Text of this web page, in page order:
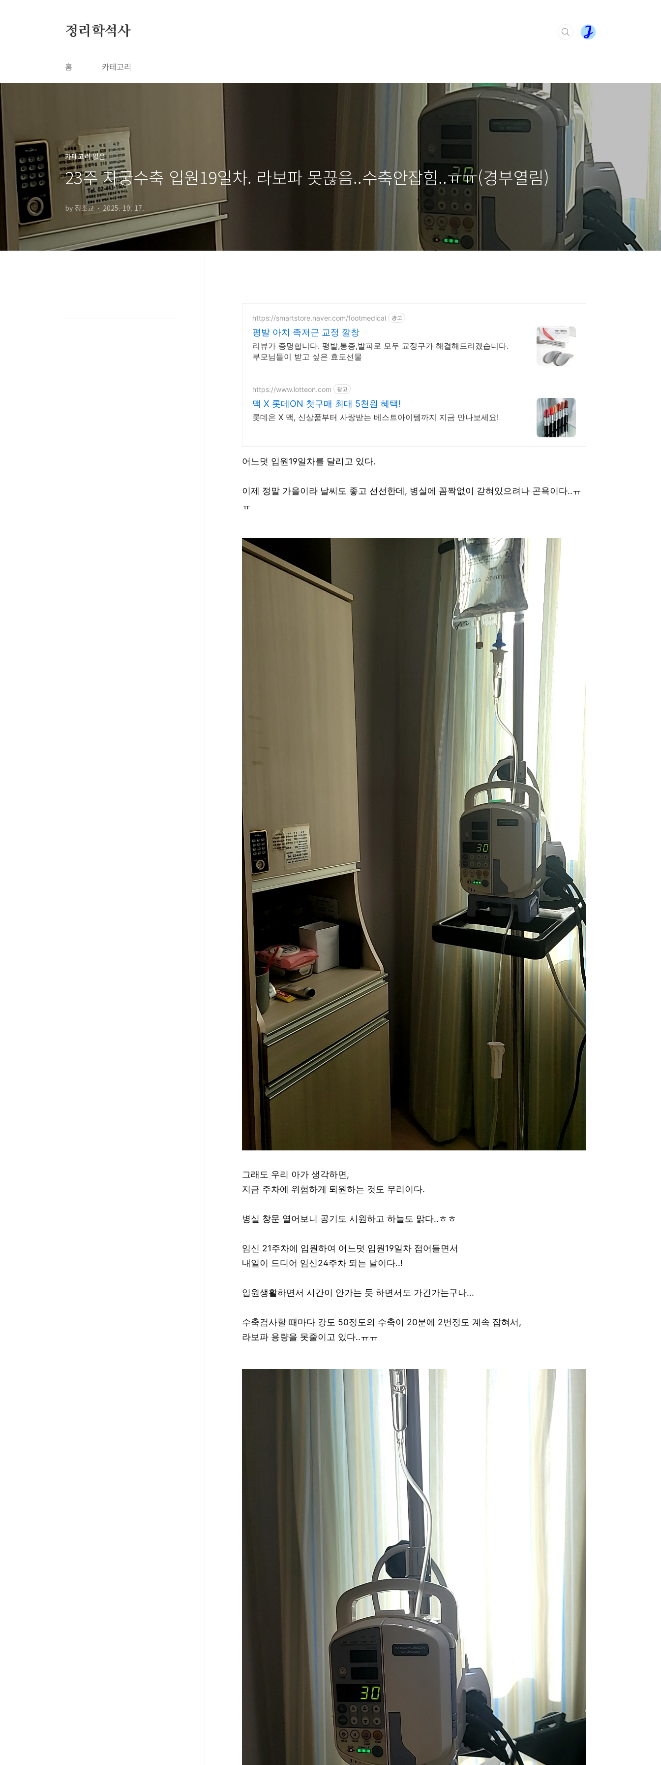
정리학석사
홈 카테고리
카테고리 없음
23주 자궁수축 입원19일차. 라보파 못끊음..수축안잡힘..ㅠㅠ(경부열림)
by 정조교 2025. 10. 17.
https://smartstore.naver.com/footmedical 광고
평발 아치 족저근 교정 깔창
리뷰가 증명합니다. 평발,통증,발피로 모두 교정구가 해결해드리겠습니다.
부모님들이 받고 싶은 효도선물
https://www.lotteon.com 광고
맥 X 롯데ON 첫구매 최대 5천원 혜택!
롯데온 X 맥, 신상품부터 사랑받는 베스트아이템까지 지금 만나보세요!
어느덧 입원19일차를 달리고 있다.
이제 정말 가을이라 날씨도 좋고 선선한데, 병실에 꼼짝없이 갇혀있으려나 곤욕이다..ㅠ
ㅠ
그래도 우리 아가 생각하면,
지금 주차에 위험하게 퇴원하는 것도 무리이다.
병실 창문 열어보니 공기도 시원하고 하늘도 맑다..ㅎㅎ
임신 21주차에 입원하여 어느덧 입원19일차 접어들면서
내일이 드디어 임신24주차 되는 날이다..!
입원생활하면서 시간이 안가는 듯 하면서도 가긴가는구나...
수축검사할 때마다 강도 50정도의 수축이 20분에 2번정도 계속 잡혀서,
라보파 용량을 못줄이고 있다..ㅠㅠ